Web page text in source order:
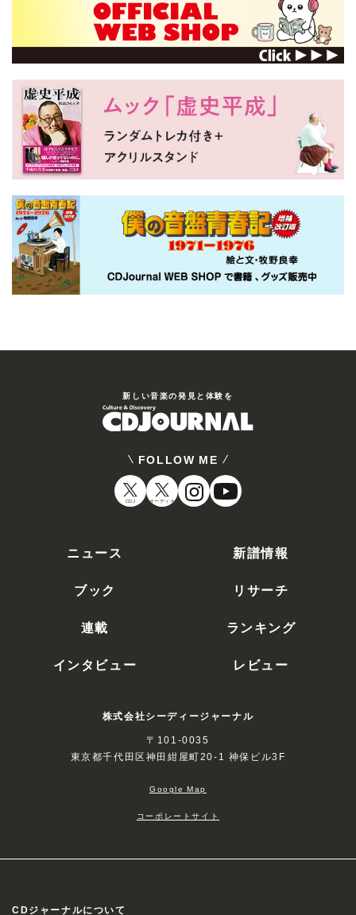
新しい⾳楽の発⾒と体験を
FOLLOW ME
CDJ オーディオ
ニュース
新譜情報
ブック
リサーチ
連載
ランキング
インタビュー
レビュー
株式会社シーディージャーナル
〒101-0035
東京都千代田区神田紺屋町20-1 神保ビル3F
Google Map
コーポレートサイト
CDジャーナルについて